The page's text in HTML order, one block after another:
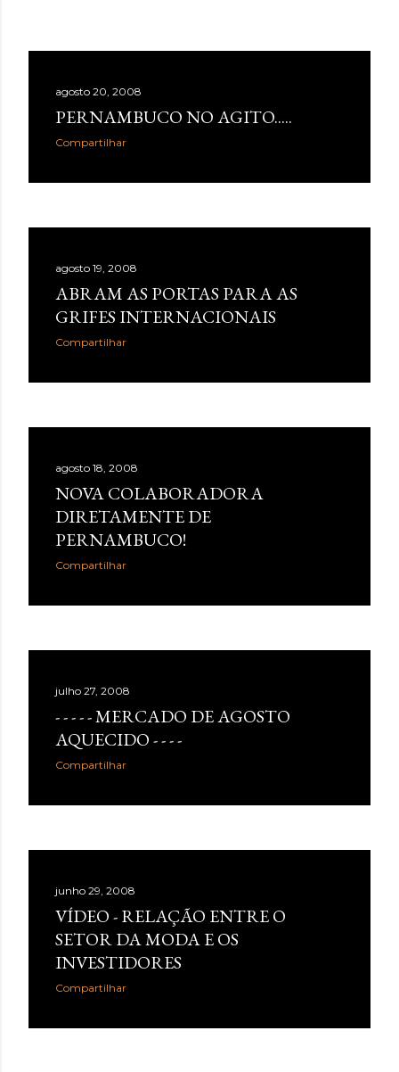
agosto 20, 2008
PERNAMBUCO NO AGITO.....
Compartilhar
agosto 19, 2008
ABRAM AS PORTAS PARA AS
GRIFES INTERNACIONAIS
Compartilhar
agosto 18, 2008
NOVA COLABORADORA
DIRETAMENTE DE
PERNAMBUCO!
Compartilhar
julho 27, 2008
- - - - - MERCADO DE AGOSTO
AQUECIDO - - - -
Compartilhar
junho 29, 2008
VÍDEO - RELAÇÃO ENTRE O
SETOR DA MODA E OS
INVESTIDORES
Compartilhar